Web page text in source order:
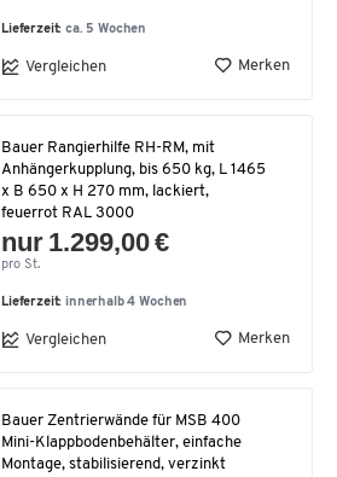
Lieferzeit:ca. 5 Wochen
Vergleichen Merken
Bauer Rangierhilfe RH-RM, mit
Anhängerkupplung, bis 650 kg, L 1465
x B 650 x H 270 mm, lackiert,
feuerrot RAL 3000
nur 1.299,00 €
pro St.
Lieferzeit: innerhalb 4 Wochen
Vergleichen Merken
Bauer Zentrierwände für MSB 400
Mini-Klappbodenbehälter, einfache
Montage, stabilisierend, verzinkt